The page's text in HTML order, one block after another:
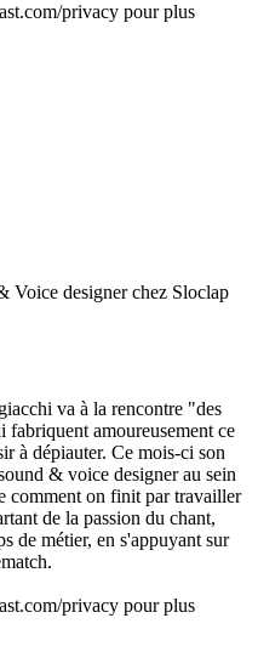
privacy pour plus
Voice designer chez Sloclap
va à la rencontre "des
fabriquent amoureusement ce
à dépiauter. Ce mois-ci son
& voice designer au sein
comment on finit par travailler
de la passion du chant,
de métier, en s'appuyant sur
privacy pour plus